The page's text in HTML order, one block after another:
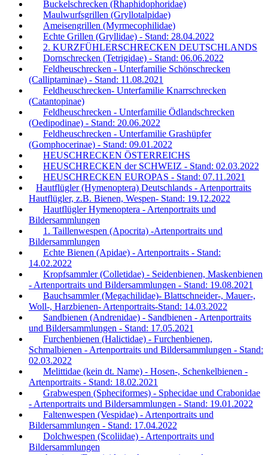
Buckelschrecken (Rhaphidophoridae)
Maulwurfsgrillen (Gryllotalpidae)
Ameisengrillen (Myrmecophilidae)
Echte Grillen (Gryllidae) - Stand: 28.04.2022
2. KURZFÜHLERSCHRECKEN DEUTSCHLANDS
Dornschrecken (Tetrigidae) - Stand: 06.06.2022
Feldheuschrecken - Unterfamilie Schönschrecken
(Calliptaminae) - Stand: 11.08.2021
Feldheuschrecken- Unterfamilie Knarrschrecken
(Catantopinae)
Feldheuschrecken - Unterfamilie Ödlandschrecken
(Oedipodinae) - Stand: 20.06.2022
Feldheuschrecken - Unterfamilie Grashüpfer
(Gomphocerinae) - Stand: 09.01.2022
HEUSCHRECKEN ÖSTERREICHS
HEUSCHRECKEN der SCHWEIZ - Stand: 02.03.2022
HEUSCHRECKEN EUROPAS - Stand: 07.11.2021
Hautflügler (Hymenoptera) Deutschlands - Artenportraits
Hautflügler, z.B. Bienen, Wespen- Stand: 19.12.2022
Hautflügler Hymenoptera - Artenportraits und
Bildersammlungen
1. Taillenwespen (Apocrita) -Artenportraits und
Bildersammlungen
Echte Bienen (Apidae) - Artenportraits - Stand:
14.02.2022
Kropfsammler (Colletidae) - Seidenbienen, Maskenbienen
- Artenportraits und Bildersammlungen - Stand: 19.08.2021
Bauchsammler (Megachilidae)- Blattschneider-, Mauer-,
Woll-, Harzbienen- Artenportraits-Stand: 14.03.2022
Sandbienen (Andrenidae) - Sandbienen - Artenportraits
und Bildersammlungen - Stand: 17.05.2021
Furchenbienen (Halictidae) - Furchenbienen,
Schmalbienen - Artenportraits und Bildersammlungen - Stand:
02.03.2022
Melittidae (kein dt. Name) - Hosen-, Schenkelbienen -
Artenportraits - Stand: 18.02.2021
Grabwespen (Spheciformes) - Sphecidae und Crabonidae
- Artenportraits und Bildersammlungen - Stand: 19.01.2022
Faltenwespen (Vespidae) - Artenportraits und
Bildersammlungen - Stand: 17.04.2022
Dolchwespen (Scoliidae) - Artenportraits und
Bildersammlungen